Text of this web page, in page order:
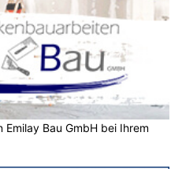
Bau GmbH bei Ihrem